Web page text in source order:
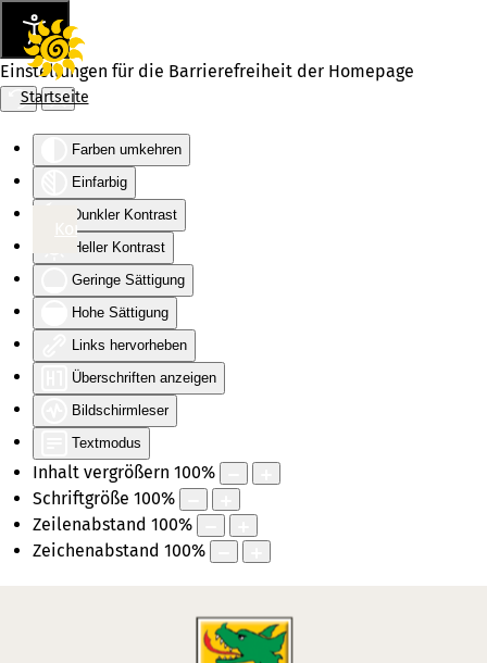
Einstellungen für die Barrierefreiheit der Homepage
Farben umkehren
Einfarbig
Dunkler Kontrast
Heller Kontrast
Geringe Sättigung
Hohe Sättigung
Links hervorheben
Überschriften anzeigen
Bildschirmleser
Textmodus
Inhalt vergrößern 100%
Schriftgröße 100%
Zeilenabstand 100%
Zeichenabstand 100%
Hauptinhalt
Hauptmenü
Kontakt
Startseite